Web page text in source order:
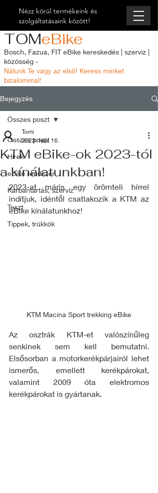
Nézz körül termékeink és
szolgáltatásaink között!
TOMeBike
Bosch, Fazua, FIT eBike kereskedés | szerviz |
közösség -
Nálunk Te vagy az első! Keress minket
bizalommal!
Bejegyzés
Összes poszt
Hírek
eBike rendszer
Karbantartás, szervíz
Teszt
Tippek, trükkök
Összes poszt
KTM eBike-ok 2023-tól
a kínálatunkban!
Tomi
2023. febr. 16.
2023-at máris egy örömteli hírrel
indítjuk, idéntől csatlakozik a KTM az
eBike kínálatunkhoz!
KTM Macina Sport trekking eBike
Az osztrák KTM-et valószínűleg
senkinek sem kell bemutatni.
Elsősorban a motorkerékpárjairól lehet
ismerős, emellett kerékpárokat,
valamint 2009 óta elektromos
kerékpárokat is gyártanak.